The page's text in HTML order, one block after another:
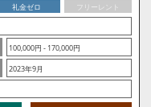
礼金ゼロ
フリーレント
100,000円 - 170,000円
2023年9月